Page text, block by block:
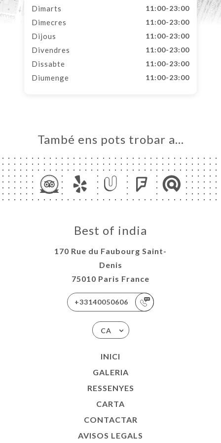
Dimarts 11:00-23:00
Dimecres 11:00-23:00
Dijous 11:00-23:00
Divendres 11:00-23:00
Dissabte 11:00-23:00
Diumenge 11:00-23:00
També ens pots trobar a…
Best of india
170 Rue du Faubourg Saint-
Denis
75010 Paris France
+33140050606
CA
INICI
GALERIA
RESSENYES
CARTA
CONTACTAR
AVISOS LEGALS